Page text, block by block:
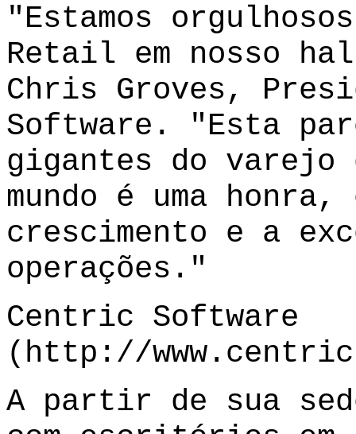
"Estamos
Retail em nosso
Chris Groves,
Software. "Esta
gigantes do varejo
mundo é uma
crescimento e a
operações."
Centric Software
( http://
A partir de sua